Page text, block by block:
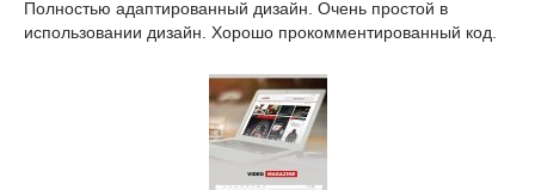
Полностью адаптированный дизайн. Очень простой в
использовании дизайн. Хорошо прокомментированный код.